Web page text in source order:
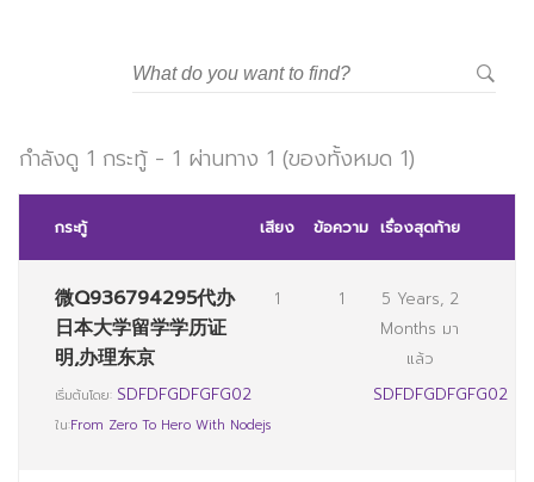
กำลังดู 1 กระทู้ - 1 ผ่านทาง 1 (ของทั้งหมด 1)
กระทู้ เสียง ข้อความ เรื่องสุดท้าย
微Q936794295代办
日本大学留学学历证
明,办理东京
เริ่มต้นโดย: SDFDFGDFGFG02
ใน:From Zero To Hero With Nodejs
1 1
5 Years, 2
Months มา
แล้ว
SDFDFGDFGFG02